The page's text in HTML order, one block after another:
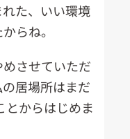
た、いい環境
らね。
させていただ
居場所はまだ
とからはじめま